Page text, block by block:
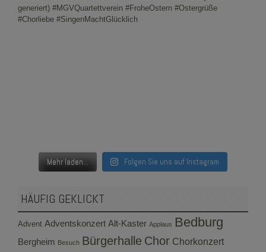
Mehr laden... Folgen Sie uns auf Instagram
HÄUFIG GEKLICKT
Advent Adventskonzert Alt-Kaster Applaus Bedburg
Bergheim Besuch Bürgerhalle Chor Chorkonzert